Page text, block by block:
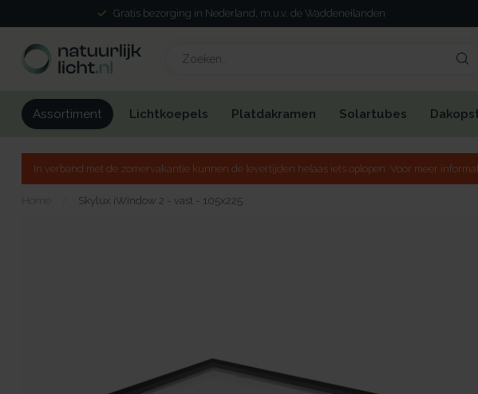
Gratis bezorging in Nederland, m.u.v. de Waddeneilanden
Assortiment Lichtkoepels Platdakramen Solartubes
In verband met de zomervakantie kunnen de levertijden helaas iets oplopen. Voor meer
Home Skylux iWindow 2 - vast - 105x225